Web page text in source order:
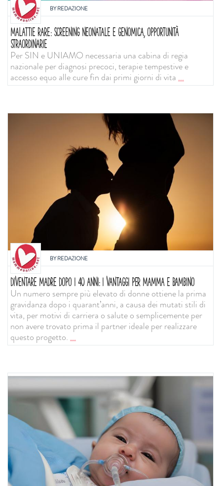
BYREDAZIONE
MALATTIE RARE: SCREENING NEONATALE E GENOMICA, OPPORTUNITÀ
STRAORDINARIE
Per SIN e UNIAMO necessaria una cabina di regia
nazionale per diagnosi precoci, terapie tempestive e
accesso equo alle cure fin dai primi giorni di vita ...
BYREDAZIONE
DIVENTARE MADRE DOPO I 40 ANNI: I VANTAGGI PER MAMMA E BAMBINO
Un numero sempre più elevato di donne ottiene la prima
gravidanza dopo i quarant’anni, a causa dei mutati stili di
vita, per motivi di carriera o salute o semplicemente per
non avere trovato prima il partner ideale per realizzare
questo progetto....